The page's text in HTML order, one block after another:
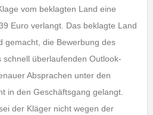
vom beklagten Land eine
Euro verlangt. Das beklagte Land
gemacht, die Bewerbung des
überlaufenden Outlook-
Absprachen unter den
in den Geschäftsgang gelangt.
der Kläger nicht wegen der